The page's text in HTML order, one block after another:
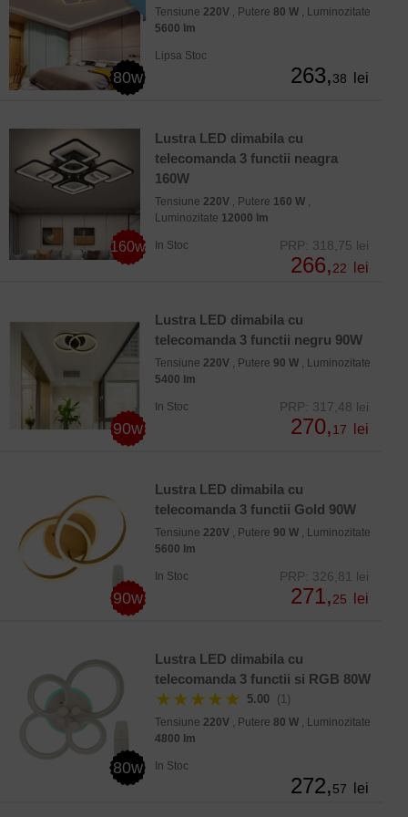
80w
Tensiune 220V , Putere 80 W , Luminozitate
5600 lm
Lipsa Stoc
263,38 lei
160w
Lustra LED dimabila cu
telecomanda 3 functii neagra
160W
Tensiune 220V , Putere 160 W ,
Luminozitate 12000 lm
In Stoc PRP: 318,75 lei
266,22 lei
90w
Lustra LED dimabila cu
telecomanda 3 functii negru 90W
Tensiune 220V , Putere 90 W , Luminozitate
5400 lm
In Stoc PRP: 317,48 lei
270,17 lei
90w
Lustra LED dimabila cu
telecomanda 3 functii Gold 90W
Tensiune 220V , Putere 90 W , Luminozitate
5600 lm
In Stoc PRP: 326,81 lei
271,25 lei
80w
Lustra LED dimabila cu
telecomanda 3 functii si RGB 80W
★★★★★ 5.00 (1)
Tensiune 220V , Putere 80 W , Luminozitate
4800 lm
In Stoc
272,57 lei